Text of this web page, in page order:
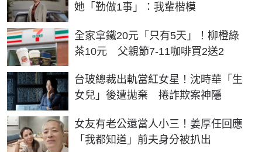
她「勤做1事」：我輩楷模
全家拿鐵20元「只有5天」！柳橙綠
茶10元 父親節7-11咖啡買2送2
台玻總裁出軌當紅女星！沈時華「生
女兒」後遭拋棄 捲詐欺案神隱
女友有老公還當人小三！姜厚任回應
「我都知道」前夫身分被扒出